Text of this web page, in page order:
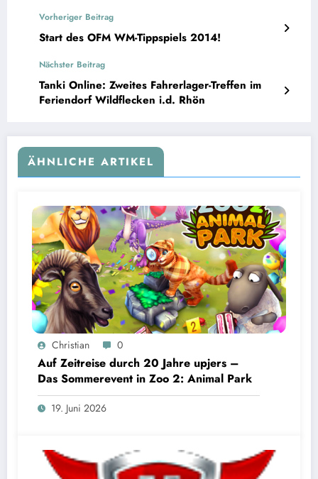
Vorheriger Beitrag
Start des OFM WM-Tippspiels 2014!
Nächster Beitrag
Tanki Online: Zweites Fahrerlager-Treffen im
Feriendorf Wildflecken i.d. Rhön
ÄHNLICHE ARTIKEL
Christian 0
Auf Zeitreise durch 20 Jahre upjers –
Das Sommerevent in Zoo 2: Animal Park
19. Juni 2026